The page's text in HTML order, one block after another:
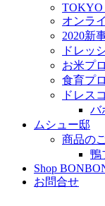
TOKYO
オンラ
2020新
ドレッ
お米プ
食育プ
ドレス
バ
ムシュー邸
商品の
鴨
Shop
お問合せ